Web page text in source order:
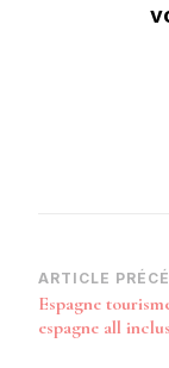
d’article
ARTICLE
Espagne
espagne all